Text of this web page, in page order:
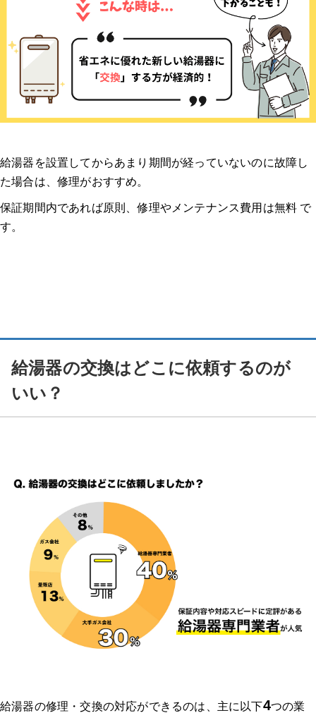
給湯器を設置してからあまり期間が経っていないのに故障し
た場合は、修理がおすすめ。
保証期間内であれば原則、修理やメンテナンス費用は無料 で
す。
給湯器の交換はどこに依頼するのが
いい？
給湯器の修理・交換の対応ができるのは、主に以下4つの業